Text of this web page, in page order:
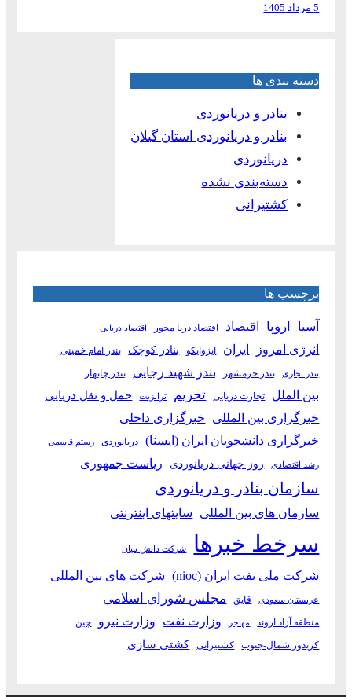
5 مرداد 1405
دسته بندی ها
بنادر و دریانوردی
بنادر و دریانوردی استان گیلان
دریانوردی
دسته‌بندی نشده
کشتیرانی
برچسب ها
آسیا اروپا اقتصاد اقتصاد دریا محور اقتصاد دریایی
انرژی امروز ایران ایزوایکو بنادر کوچک بندر امام خمینی
بندر تجاری بندر خرمشهر بندر شهید رجایی بندر چابهار
بین الملل تجارت دریایی تحریم ترانزیت حمل و نقل دریایی
خبرگزاری بین المللی خبرگزاری داخلی
خبرگزاری دانشجویان ایران (ایسنا)
دریانوردی رستم قاسمی
رشد اقتصادی روز جهانی دریانوردی ریاست جمهوری
سازمان بنادر و دریانوردی
سازمان های بین المللی سایتهای اینترنتی
سرخط خبرها شرکت دانش بنیان
شرکت ملی نفت ایران (nioc) شرکت های بین المللی
عربستان سعودی قایق مجلس شورای اسلامی
منطقه آزاد اروند مهاجر وزارت نفت وزارت نیرو چین
کریدور شمال-جنوب کشتیرانی کشتی سازی